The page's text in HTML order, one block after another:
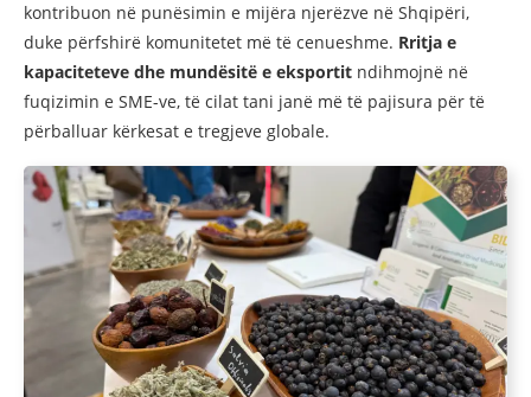
kontribuon në punësimin e mijëra njerëzve në Shqipëri,
duke përfshirë komunitetet më të cenueshme. Rritja e
kapaciteteve dhe mundësitë e eksportit ndihmojnë në
fuqizimin e SME-ve, të cilat tani janë më të pajisura për të
përballuar kërkesat e tregjeve globale.